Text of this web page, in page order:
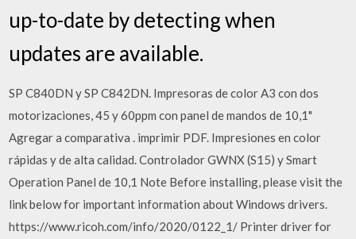
up-to-date by detecting when
updates are available.
SP C840DN y SP C842DN. Impresoras de color A3 con dos
motorizaciones, 45 y 60ppm con panel de mandos de 10,1"
Agregar a comparativa . imprimir PDF. Impresiones en color
rápidas y de alta calidad. Controlador GWNX (S15) y Smart
Operation Panel de 10,1 Note Before installing, please visit the
link below for important information about Windows drivers.
https://www.ricoh.com/info/2020/0122_1/ Printer driver for